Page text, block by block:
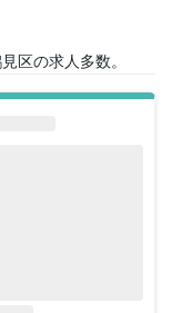
区の求人多数。